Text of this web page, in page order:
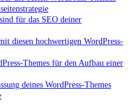
für das SEO deiner
diesen ⁣hochwertigen WordPress-
Themes⁤ für den Aufbau einer
deines WordPress-Themes